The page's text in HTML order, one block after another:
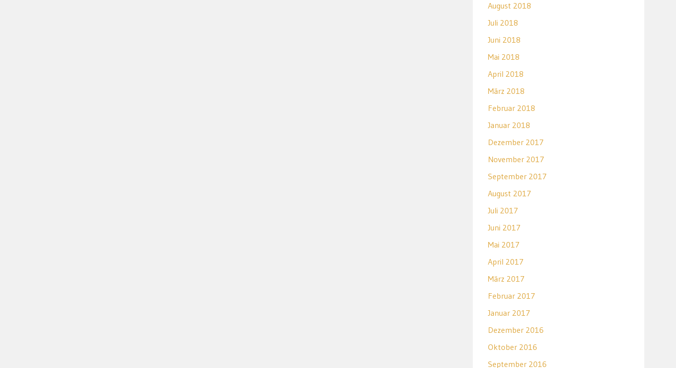
August 2018
Juli 2018
Juni 2018
Mai 2018
April 2018
März 2018
Februar 2018
Januar 2018
Dezember 2017
November 2017
September 2017
August 2017
Juli 2017
Juni 2017
Mai 2017
April 2017
März 2017
Februar 2017
Januar 2017
Dezember 2016
Oktober 2016
September 2016